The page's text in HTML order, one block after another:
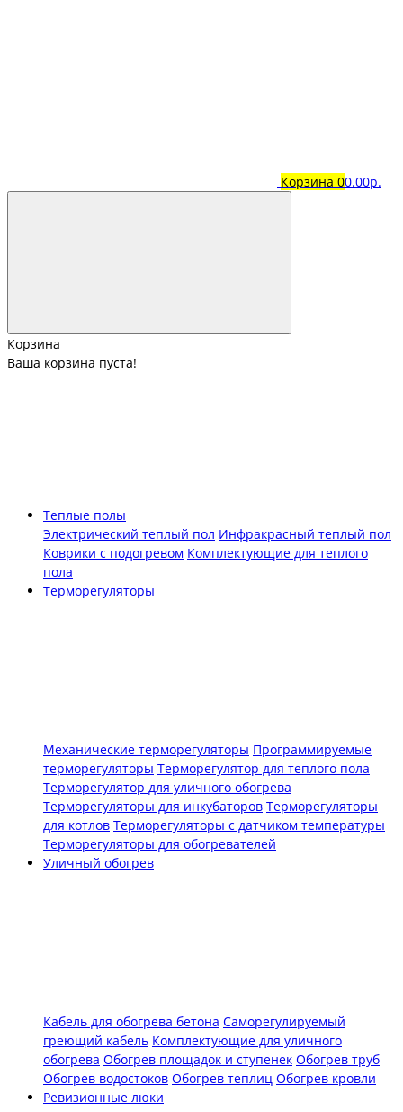
Корзина 00.00р.
Корзина
Ваша корзина пуста!
Теплые полы
Электрический теплый пол Инфракрасный теплый пол
Коврики с подогревом Комплектующие для теплого
пола
Терморегуляторы
Механические терморегуляторы Программируемые
терморегуляторы Терморегулятор для теплого пола
Терморегулятор для уличного обогрева
Терморегуляторы для инкубаторов Терморегуляторы
для котлов Терморегуляторы с датчиком температуры
Терморегуляторы для обогревателей
Уличный обогрев
Кабель для обогрева бетона Саморегулируемый
греющий кабель Комплектующие для уличного
обогрева Обогрев площадок и ступенек Обогрев труб
Обогрев водостоков Обогрев теплиц Обогрев кровли
Ревизионные люки